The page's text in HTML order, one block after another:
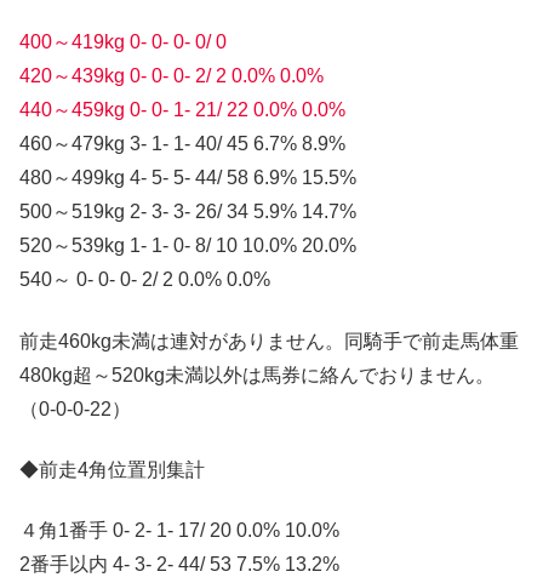
400～419kg 0- 0- 0- 0/ 0
420～439kg 0- 0- 0- 2/ 2 0.0% 0.0%
440～459kg 0- 0- 1- 21/ 22 0.0% 0.0%
460～479kg 3- 1- 1- 40/ 45 6.7% 8.9%
480～499kg 4- 5- 5- 44/ 58 6.9% 15.5%
500～519kg 2- 3- 3- 26/ 34 5.9% 14.7%
520～539kg 1- 1- 0- 8/ 10 10.0% 20.0%
540～ 0- 0- 0- 2/ 2 0.0% 0.0%
前走460kg未満は連対がありません。同騎手で前走馬体重
480kg超～520kg未満以外は馬券に絡んでおりません。
（0-0-0-22）
◆前走4角位置別集計
４角1番手 0- 2- 1- 17/ 20 0.0% 10.0%
2番手以内 4- 3- 2- 44/ 53 7.5% 13.2%